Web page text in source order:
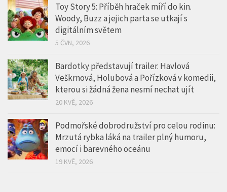
Toy Story 5: Příběh hraček míří do kin.
Woody, Buzz a jejich parta se utkají s
digitálním světem
5 ČVN, 2026
Bardotky představují trailer. Havlová
Veškrnová, Holubová a Pořízková v komedii,
kterou si žádná žena nesmí nechat ujít
20 KVĚ, 2026
Podmořské dobrodružství pro celou rodinu:
Mrzutá rybka láká na trailer plný humoru,
emocí i barevného oceánu
19 KVĚ, 2026